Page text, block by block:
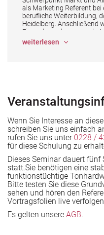
als Marketing Referent
berufliche Weiterbildung,
Heidelberg. Anschließend
Finanzbranche, wo er als
mittelständischen
die beiden Bereiche PR
Steuerberaterverbandes
Neben der
Seminarangebot mit
Mittelpunkt der täglichen
Er ist Fachmann mit
Bereichen
Onlinemarketing für
weiterlesen
Wenn Sie Interesse an
schreiben Sie uns einfach
rufen Sie uns unter 0228 /
für diese Schulung zu
Dieses Seminar dauert
statt.Sie benötigen eine
funktionstüchtige
Bitte testen Sie diese
sehen und hören den
Vortragsfolien live
Es gelten unsere AGB.